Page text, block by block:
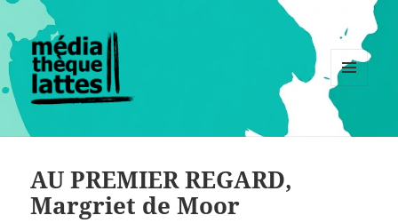
MENU
WIDGETS
AU PREMIER REGARD,
Margriet de Moor